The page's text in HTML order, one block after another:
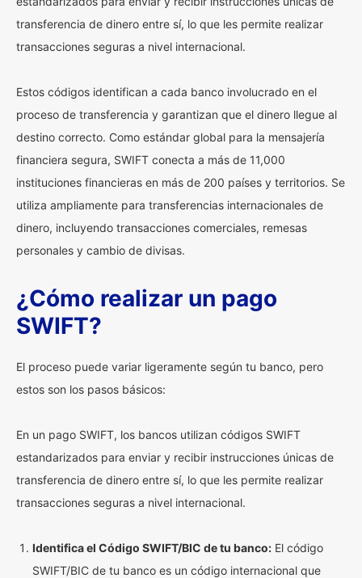
transferencia de dinero entre sí, lo que les permite realizar
transacciones seguras a nivel internacional.
Estos códigos identifican a cada banco involucrado en el
proceso de transferencia y garantizan que el dinero llegue al
destino correcto. Como estándar global para la mensajería
financiera segura, SWIFT conecta a más de 11,000
instituciones financieras en más de 200 países y territorios. Se
utiliza ampliamente para transferencias internacionales de
dinero, incluyendo transacciones comerciales, remesas
personales y cambio de divisas.
¿Cómo realizar un pago
SWIFT?
El proceso puede variar ligeramente según tu banco, pero
estos son los pasos básicos:
En un pago SWIFT, los bancos utilizan códigos SWIFT
estandarizados para enviar y recibir instrucciones únicas de
transferencia de dinero entre sí, lo que les permite realizar
transacciones seguras a nivel internacional.
Identifica el Código SWIFT/BIC de tu banco: El código
SWIFT/BIC de tu banco es un código internacional que